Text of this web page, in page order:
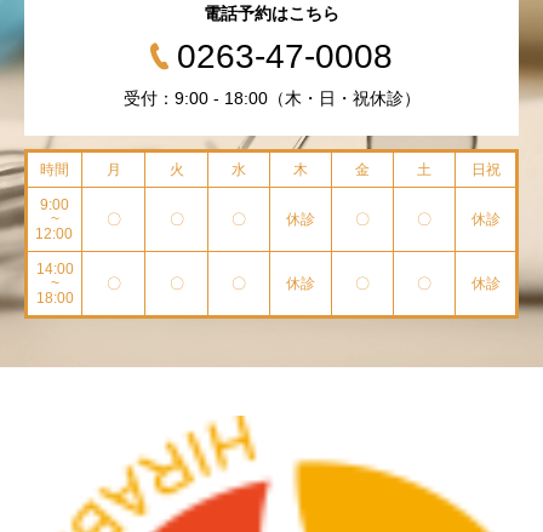
電話予約はこちら
0263-47-0008
受付：9:00 - 18:00（木・日・祝休診）
時間 月 火 水 木 金 土 日祝
9:00
~
12:00
〇 〇 〇 休診 〇 〇 休診
14:00
~
18:00
〇 〇 〇 休診 〇 〇 休診